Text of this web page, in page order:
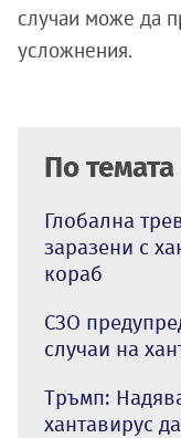
случаи може да
усложнения.
По темата
Глобална
заразени с
кораб
СЗО
случаи на
Тръмп:
хантавирус